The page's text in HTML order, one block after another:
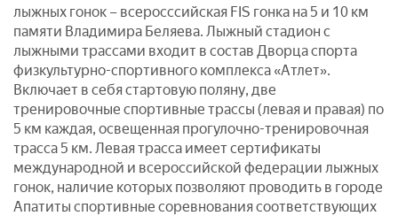
лыжных гонок – всеросссийская FIS гонка на 5 и 10 км
памяти Владимира Беляева. Лыжный стадион с
лыжными трассами входит в состав Дворца спорта
физкультурно-спортивного комплекса «Атлет».
Включает в себя стартовую поляну, две
тренировочные спортивные трассы (левая и правая) по
5 км каждая, освещенная прогулочно-тренировочная
трасса 5 км. Левая трасса имеет сертификаты
международной и всероссийской федерации лыжных
гонок, наличие которых позволяют проводить в городе
Апатиты спортивные соревнования соответствующих